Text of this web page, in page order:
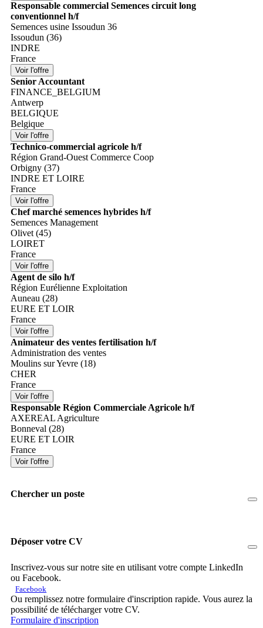
Responsable commercial Semences circuit long
conventionnel h/f
Semences usine Issoudun 36
Issoudun (36)
INDRE
France
Senior Accountant
FINANCE_BELGIUM
Antwerp
BELGIQUE
Belgique
Technico-commercial agricole h/f
Région Grand-Ouest Commerce Coop
Orbigny (37)
INDRE ET LOIRE
France
Chef marché semences hybrides h/f
Semences Management
Olivet (45)
LOIRET
France
Agent de silo h/f
Région Eurélienne Exploitation
Auneau (28)
EURE ET LOIR
France
Animateur des ventes fertilisation h/f
Administration des ventes
Moulins sur Yevre (18)
CHER
France
Responsable Région Commerciale Agricole h/f
AXEREAL Agriculture
Bonneval (28)
EURE ET LOIR
France
Chercher un poste
Déposer votre CV
Inscrivez-vous sur notre site en utilisant votre compte LinkedIn
ou Facebook.
Facebook
Ou remplissez notre formulaire d'inscription rapide. Vous aurez la
possibilité de télécharger votre CV.
Formulaire d'inscription